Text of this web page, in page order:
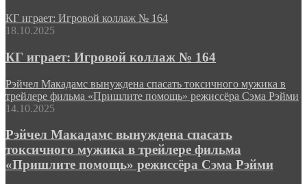
КГ играет: Игровой коллаж № 164
18.10.2025
КГ играет: Игровой коллаж № 164
Рэйчел Макадамс вынуждена спасать токсичного мужика в
трейлере фильма «Пришлите помощь» режиссёра Сэма Рэйми
14.10.2025
Рэйчел Макадамс вынуждена спасать
токсичного мужика в трейлере фильма
«Пришлите помощь» режиссёра Сэма Рэйми